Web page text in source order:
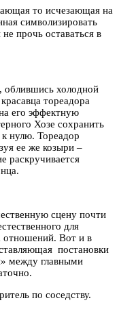
то исчезающая на
символизировать
прочь оставаться в
облившись холодной
тореадора
его эффектную
Хозе сохранить
нулю. Тореадор
ее же козыри –
раскручивается
сцену почти
для
отношений. Вот и в
постановки
между главными
по соседству.